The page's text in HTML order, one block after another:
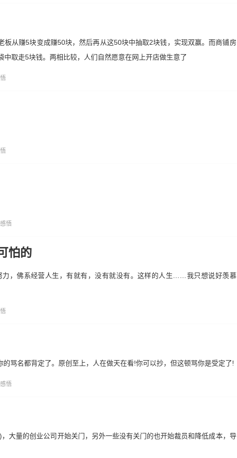
从赚5块变成赚50块，然后再从这50块中抽取2块钱，实现双赢。而商铺房
取走5块钱。两相比较，人们自然愿意在网上开店做生意了
悟
怕的
，佛系经营人生，有就有，没有就没有。这样的人生……我只想说好羡慕
骂名都背定了。原创至上，人在做天在看!你可以抄，但这顿骂你是受定了!
悟
大量的创业公司开始关门，另外一些没有关门的也开始裁员和降低成本，导